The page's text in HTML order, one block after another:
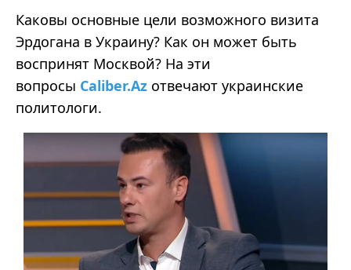
Каковы основные цели возможного визита
Эрдогана в Украину? Как он может быть
воспринят Москвой? На эти
вопросы Caliber.Az отвечают украинские
политологи.